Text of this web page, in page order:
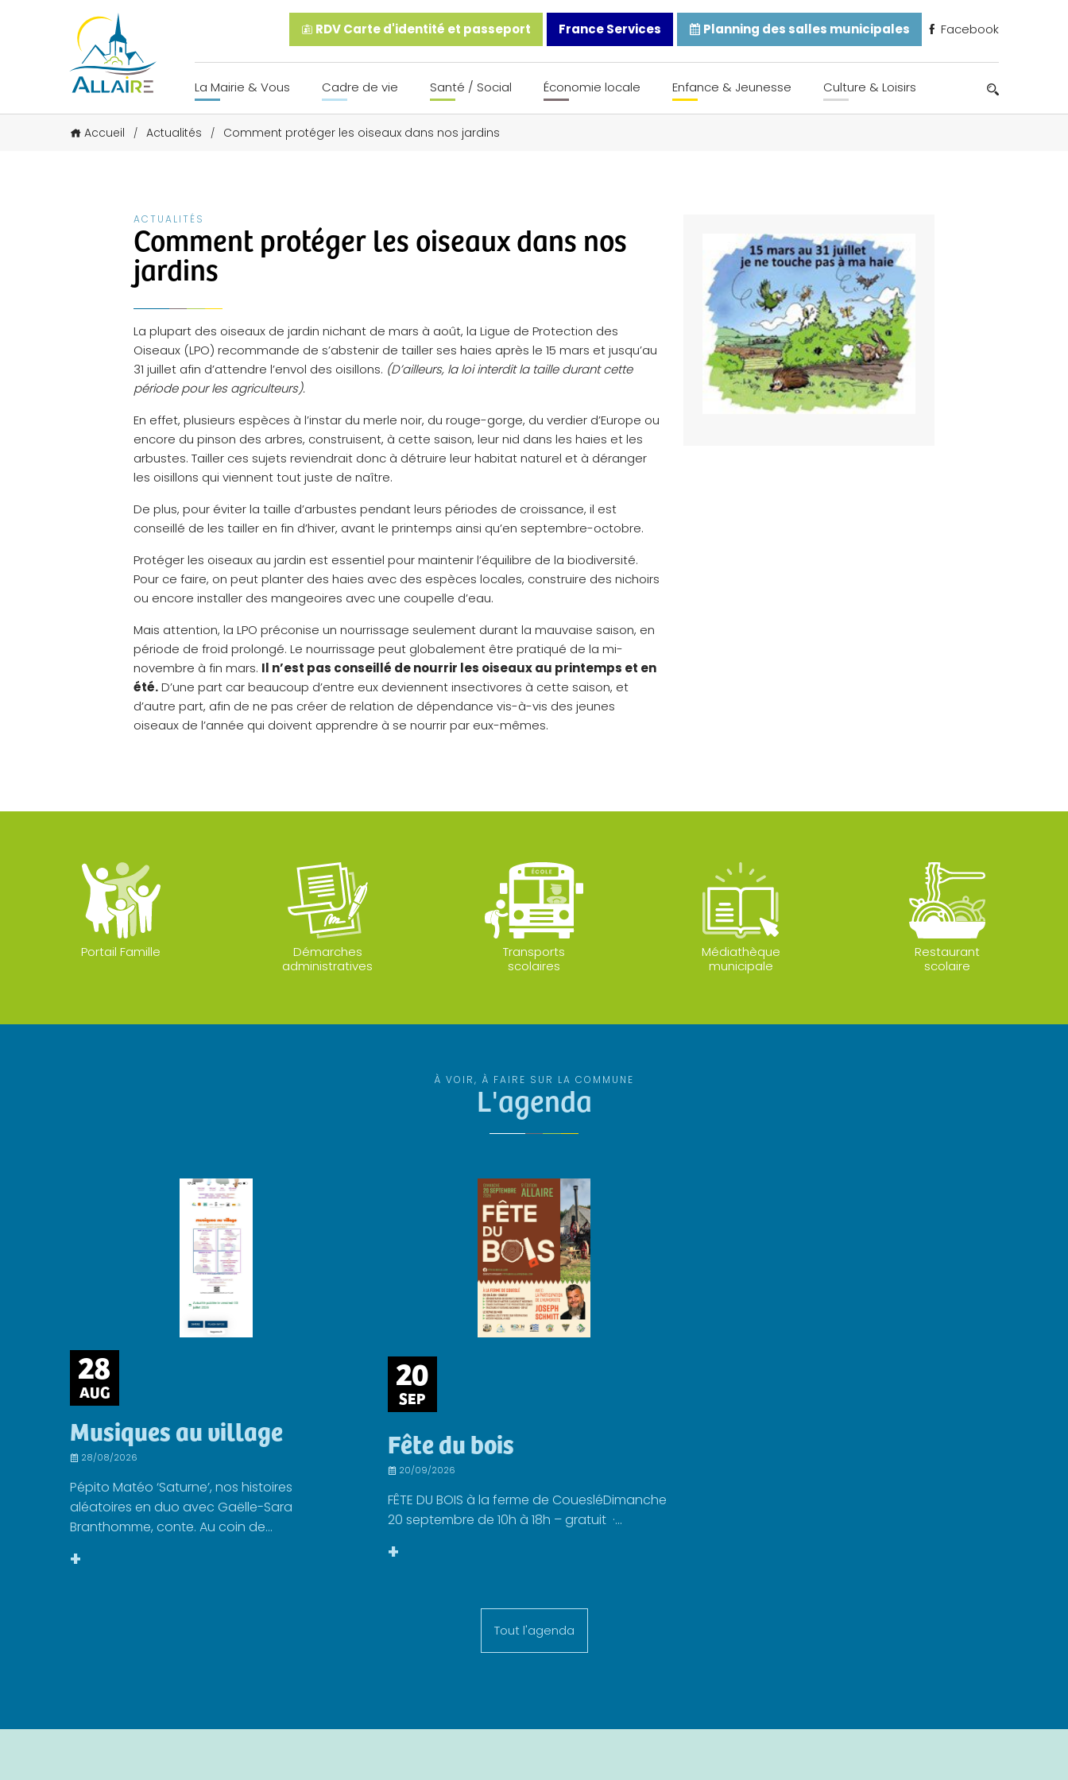
RDV Carte d'identité et passeport France Services Planning des salles municipales Facebook
La Mairie & Vous Cadre de vie Santé / Social Économie locale Enfance & Jeunesse Culture & Loisirs
Accueil / Actualités / Comment protéger les oiseaux dans nos jardins
ACTUALITÉS
Comment protéger les oiseaux dans nos
jardins
La plupart des oiseaux de jardin nichant de mars à août, la Ligue de Protection des
Oiseaux (LPO) recommande de s’abstenir de tailler ses haies après le 15 mars et jusqu’au
31 juillet afin d’attendre l’envol des oisillons. (D’ailleurs, la loi interdit la taille durant cette
période pour les agriculteurs).
En effet, plusieurs espèces à l’instar du merle noir, du rouge-gorge, du verdier d’Europe ou
encore du pinson des arbres, construisent, à cette saison, leur nid dans les haies et les
arbustes. Tailler ces sujets reviendrait donc à détruire leur habitat naturel et à déranger
les oisillons qui viennent tout juste de naître.
De plus, pour éviter la taille d’arbustes pendant leurs périodes de croissance, il est
conseillé de les tailler en fin d’hiver, avant le printemps ainsi qu’en septembre-octobre.
Protéger les oiseaux au jardin est essentiel pour maintenir l’équilibre de la biodiversité.
Pour ce faire, on peut planter des haies avec des espèces locales, construire des nichoirs
ou encore installer des mangeoires avec une coupelle d’eau.
Mais attention, la LPO préconise un nourrissage seulement durant la mauvaise saison, en
période de froid prolongé. Le nourrissage peut globalement être pratiqué de la mi-
novembre à fin mars. Il n’est pas conseillé de nourrir les oiseaux au printemps et en
été.D’une part car beaucoup d’entre eux deviennent insectivores à cette saison, et
d’autre part, afin de ne pas créer de relation de dépendance vis-à-vis des jeunes
oiseaux de l’année qui doivent apprendre à se nourrir par eux-mêmes.
Portail Famille
Démarches
administratives
Transports
scolaires
Médiathèque
municipale
Restaurant
scolaire
À VOIR, À FAIRE SUR LA COMMUNE
L'agenda
28
AUG
Musiques au village
28/08/2026
Pépito Matéo ‘Saturne’, nos histoires
aléatoires en duo avec Gaëlle-Sara
Branthomme, conte. Au coin de...
+
20
SEP
Fête du bois
20/09/2026
FÊTE DU BOIS à la ferme de CouesléDimanche
20 septembre de 10h à 18h – gratuit ·...
+
Tout l'agenda